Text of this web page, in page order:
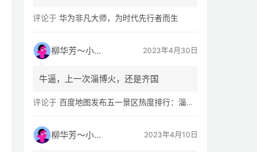
评论于 华为非凡大师，为时代先行者而生
柳华芳～小芳侠 2023年4月30日
牛逼，上一次淄博火，还是齐国
评论于 百度地图发布五一景区热度排行：淄博八大局早市，遥遥领先
柳华芳～小芳侠 2023年4月10日